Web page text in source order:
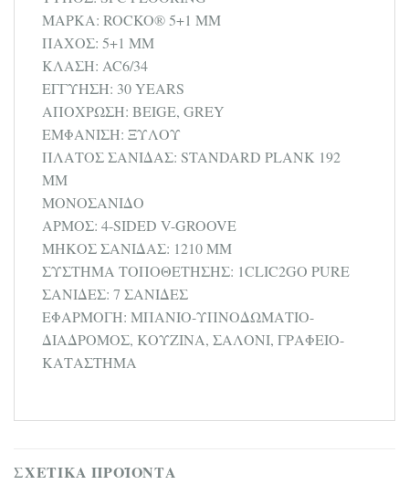
ΜΑΡΚΑ: ROCKO® 5+1 MM
ΠΑΧΟΣ: 5+1 MM
ΚΛΑΣΗ: AC6/34
ΕΓΓΥΗΣΗ: 30 YEARS
ΑΠΟΧΡΩΣΗ: BEIGE, GREY
ΕΜΦΑΝΙΣΗ: ΞΥΛΟΥ
ΠΛΑΤΟΣ ΣΑΝΙΔΑΣ: STANDARD PLANK 192
MM
ΜΟΝΟΣΑΝΙΔΟ
ΑΡΜΟΣ: 4-SIDED V-GROOVE
ΜΗΚΟΣ ΣΑΝΙΔΑΣ: 1210 MM
ΣΥΣΤΗΜΑ ΤΟΠΟΘΕΤΗΣΗΣ: 1CLIC2GO PURE
ΣΑΝΙΔΕΣ: 7 ΣΑΝΙΔΕΣ
ΕΦΑΡΜΟΓΗ: ΜΠΑΝΙΟ-ΥΠΝΟΔΩΜΑΤΙΟ-
ΔΙΑΔΡΟΜΟΣ, ΚΟΥΖΙΝΑ, ΣΑΛΟΝΙ, ΓΡΑΦΕΙΟ-
ΚΑΤΑΣΤΗΜΑ
ΣΧΕΤΙΚΆ ΠΡΟΪΌΝΤΑ